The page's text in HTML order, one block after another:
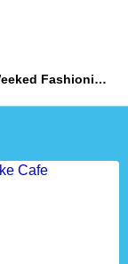
Casual Weeked Fashionistas